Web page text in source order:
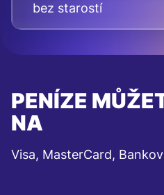
bez starostí
PENÍZE
NA
Visa, MasterCard,